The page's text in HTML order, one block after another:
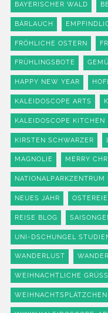
BAYERISCHER WALD
BÄRLAUCH
FRÖHLICHE OSTERN
FRÜHLINGSBOTE
HAPPY NEW YEAR
KALEIDOSCOPE ARTS
KALEIDOSCOPE KITCHEN
KIRSTEN SCHWARZER
MAGNOLIE MERRY
NATIONALPARKZENTRUM
NEUES JAHR
REISE BLOG
UNI-DSCHUNGEL
WANDERLUST
WEIHNACHTLICHE GRÜSSE
WEIHNACHTSPLÄTZCHEN